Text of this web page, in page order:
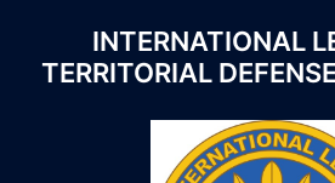
INTERNATIONAL
TERRITORIAL